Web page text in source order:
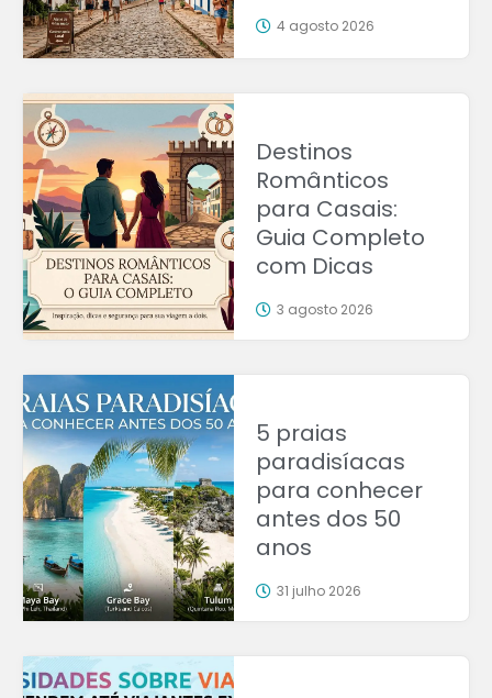
4 agosto 2026
Destinos
Românticos
para Casais:
Guia Completo
com Dicas
3 agosto 2026
5 praias
paradisíacas
para conhecer
antes dos 50
anos
31 julho 2026